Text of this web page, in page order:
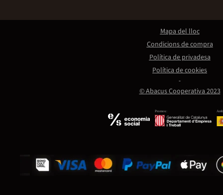
Promou:
© Abacus Cooperativa 2023
Mapa del lloc
Condicions de compra
Política de privadesa
Política de cookies